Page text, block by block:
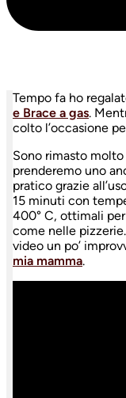
Tempo fa ho
e Brace a gas.
colto l’occasione
Sono rimasto
prenderemo uno
pratico grazie
15 minuti con
400° C, ottimali
come nelle
video un po’
mia mamma.